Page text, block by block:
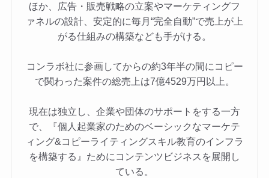
ほか、広告・販売戦略の立案やマーケティングフ
ァネルの設計、安定的に毎月“完全自動”で売上が上
がる仕組みの構築なども手がける。
コンラボ社に参画してからの約3年半の間にコピー
で関わった案件の総売上は7億4529万円以上。
現在は独立し、企業や団体のサポートをする一方
で、『個人起業家のためのベーシックなマーケテ
ィング&コピーライティングスキル教育のインフラ
を構築する』ためにコンテンツビジネスを展開し
ている。